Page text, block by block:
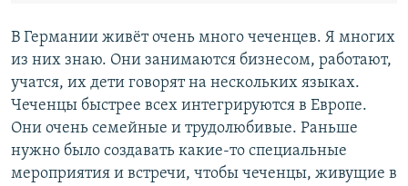
В Германии живёт очень много чеченцев. Я многих
из них знаю. Они занимаются бизнесом, работают,
учатся, их дети говорят на нескольких языках.
Чеченцы быстрее всех интегрируются в Европе.
Они очень семейные и трудолюбивые. Раньше
нужно было создавать какие-то специальные
мероприятия и встречи, чтобы чеченцы, живущие в